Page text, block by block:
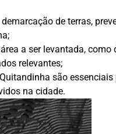
de terras,
a ser levantada, como
relevantes;
são
na cidade.